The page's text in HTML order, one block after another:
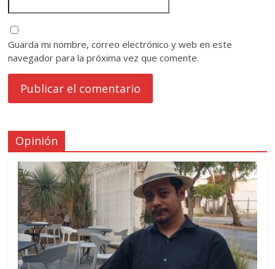
Guarda mi nombre, correo electrónico y web en este
navegador para la próxima vez que comente.
Opinión